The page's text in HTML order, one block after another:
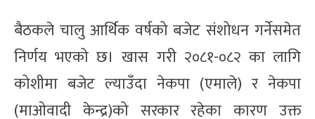
बैठकले चालु आर्थिक वर्षको बजेट संशोधन गर्नेसमेत
निर्णय भएको छ। खास गरी २०८१-०८२ का लागि
कोशीमा बजेट ल्याउँदा नेकपा (एमाले) र नेकपा
(माओवादी केन्द्र)को सरकार रहेका कारण उक्त